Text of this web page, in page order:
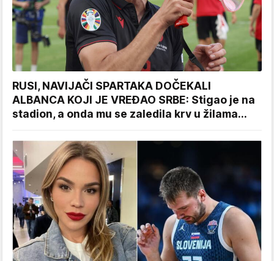
RUSI, NAVIJAČI SPARTAKA DOČEKALI
ALBANCA KOJI JE VREĐAO SRBE: Stigao je na
stadion, a onda mu se zaledila krv u žilama...